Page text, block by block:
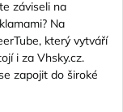
záviseli na
Na
který vytváří
i za Vhsky.cz.
zapojit do široké